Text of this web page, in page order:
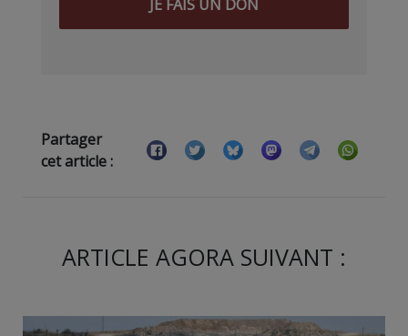
JE FAIS UN DON
Partager
cet article :
ARTICLE AGORA SUIVANT :